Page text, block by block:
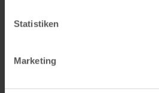
Statistiken
Marketing